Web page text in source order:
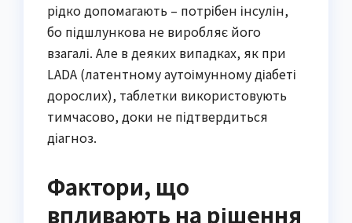
рідко допомагають – потрібен інсулін,
бо підшлункова не виробляє його
взагалі. Але в деяких випадках, як при
LADA (латентному аутоімунному діабеті
дорослих), таблетки використовують
тимчасово, доки не підтвердиться
діагноз.
Фактори, що
впливають на рішення